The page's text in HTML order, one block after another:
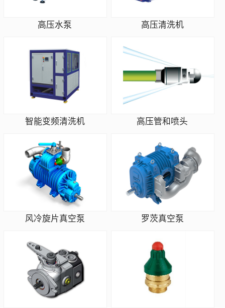
高压水泵 高压清洗机
智能变频清洗机 高压管和喷头
风冷旋片真空泵 罗茨真空泵